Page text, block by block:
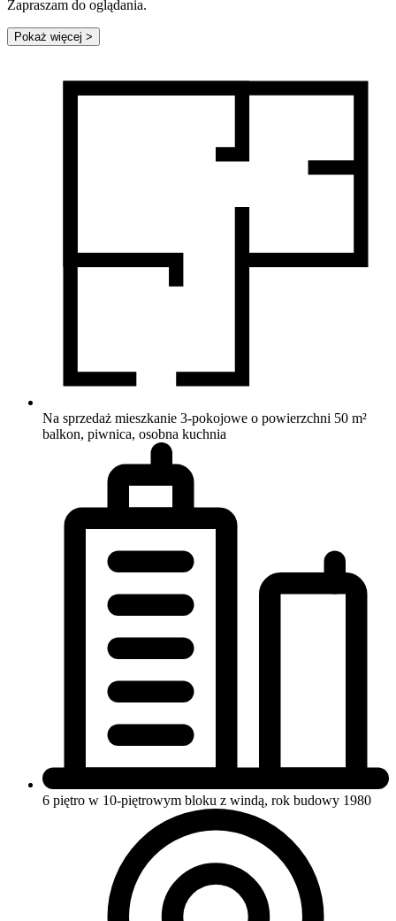
Zapraszam do oglądania.
Pokaż więcej >
Na sprzedaż mieszkanie 3-pokojowe o powierzchni 50 m²
balkon, piwnica, osobna kuchnia
6 piętro w 10-piętrowym bloku z windą, rok budowy 1980